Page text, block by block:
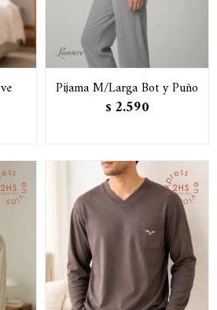
Pijama M/Larga Bot y Puño
$ 2.590